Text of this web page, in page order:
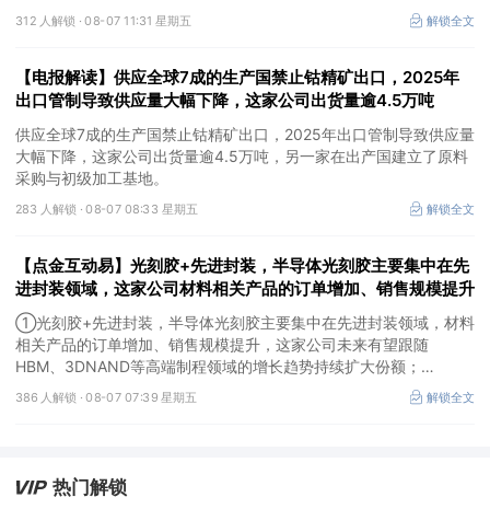
312 人解锁 ·08-07 11:31 星期五 解锁全文
【电报解读】供应全球7成的生产国禁止钴精矿出口，2025年
出口管制导致供应量大幅下降，这家公司出货量逾4.5万吨
供应全球7成的生产国禁止钴精矿出口，2025年出口管制导致供应量
大幅下降，这家公司出货量逾4.5万吨，另一家在出产国建立了原料
采购与初级加工基地。
283 人解锁 ·08-07 08:33 星期五 解锁全文
【点金互动易】光刻胶+先进封装，半导体光刻胶主要集中在先
进封装领域，这家公司材料相关产品的订单增加、销售规模提升
①光刻胶+先进封装，半导体光刻胶主要集中在先进封装领域，材料
相关产品的订单增加、销售规模提升，这家公司未来有望跟随
HBM、3DNAND等高端制程领域的增长趋势持续扩大份额；
②华为+高速连接器，这家公司是深耕连接器国产核心骨干，高速互
联产品已对接导入国内头部AI服务器厂商，深度绑定华为供应链。
386 人解锁 ·08-07 07:39 星期五 解锁全文
热门解锁